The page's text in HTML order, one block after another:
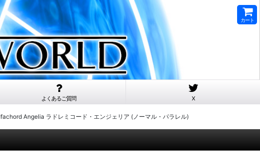
カート
よくあるご質問 X
Angelia ラドレミコード・エンジェリア (ノーマル・パラレル)